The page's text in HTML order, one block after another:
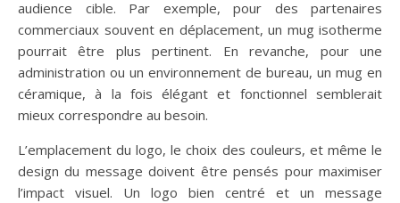
audience cible. Par exemple, pour des partenaires
commerciaux souvent en déplacement, un mug isotherme
pourrait être plus pertinent. En revanche, pour une
administration ou un environnement de bureau, un mug en
céramique, à la fois élégant et fonctionnel semblerait
mieux correspondre au besoin.
L’emplacement du logo, le choix des couleurs, et même le
design du message doivent être pensés pour maximiser
l’impact visuel. Un logo bien centré et un message